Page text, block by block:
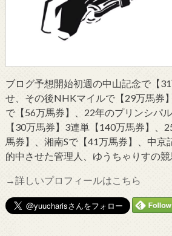
ブログ予想開始初週の中山記念で【
せ、その後NHKマイルで【29万馬券
で【56万馬券】、22年のプリンシパ
【30万馬券】3連単【140万馬券】、
馬券】、湘南Sで【41万馬券】、中京
的中させた管理人、ゆうちゃりすの
→詳しいプロフィールはこちら